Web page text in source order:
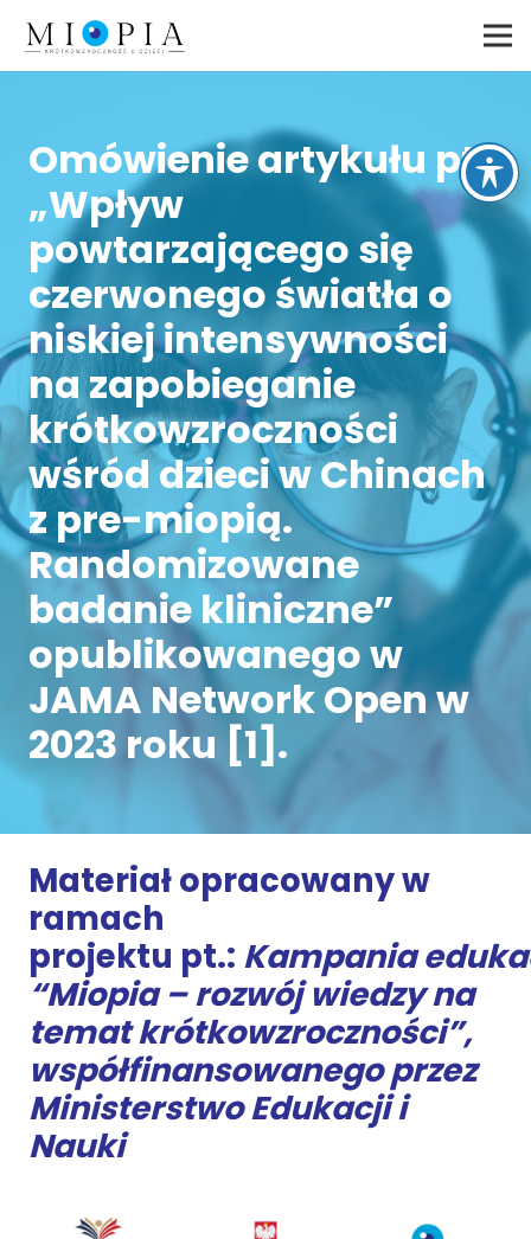
Omówienie artykułu pt.
„Wpływ
powtarzającego się
czerwonego światła o
niskiej intensywności
na zapobieganie
krótkowzroczności
wśród dzieci w Chinach
z pre-miopią.
Randomizowane
badanie kliniczne”
opublikowanego w
JAMA Network Open w
2023 roku [1].
Materiał opracowany w
ramach
projektu pt.: Kampania
“Miopia – rozwój wiedzy na
temat krótkowzroczności”,
współfinansowanego przez
Ministerstwo Edukacji i
Nauki